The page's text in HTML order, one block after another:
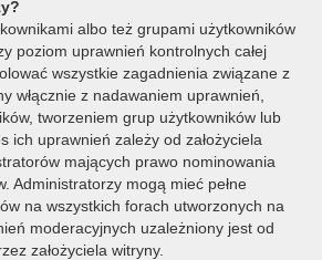
albo też grupami użytkowników
poziom uprawnień kontrolnych całej
wszystkie zagadnienia związane z
włącznie z nadawaniem uprawnień,
tworzeniem grup użytkowników lub
ich uprawnień zależy od założyciela
mających prawo nominowania
Administratorzy mogą mieć pełne
na wszystkich forach utworzonych na
moderacyjnych uzależniony jest od
założyciela witryny.